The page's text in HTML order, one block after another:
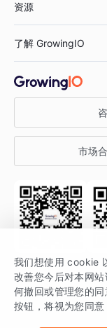
鞋服行业
汽车行业
金融行业
智能运营
获客分析
资源
增长公开课
增长博客
开发者文档
SDK 文档
场景指南
了解 GrowingIO
关于 GrowingIO
增长大会
行业活动
市场
关注公众号 获
GrowingIO 是专注于
我们想使用 cookie
改善您今后对本网
何撤回或管理您的
按钮，将视为您同意